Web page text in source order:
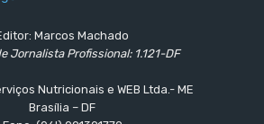
Marcos Machado
Jornalista Profissional: 1.121-DF
Nutricionais e WEB Ltda.- ME
Brasília – DF